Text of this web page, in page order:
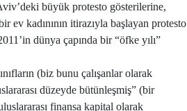
büyük protesto gösterilerine,
ev kadınının itirazıyla başlayan protesto
dünya çapında bir “öfke yılı”
(biz bunu çalışanlar olarak
düzeyde bütünleşmiş” (bir
finansa kapital olarak